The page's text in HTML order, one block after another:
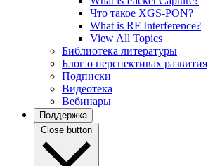
Что такое XGS-PON?
What is RF Interference?
View All Topics
Библиотека литературы
Блог о перспективах развития
Подписки
Видеотека
Вебинары
Поддержка
Close button